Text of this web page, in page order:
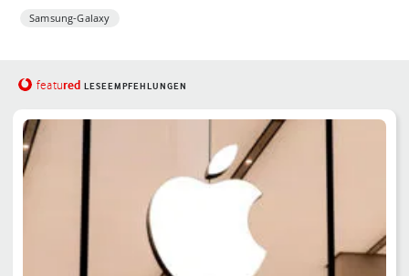
Samsung-Galaxy
featured LESEEMPFEHLUNGEN